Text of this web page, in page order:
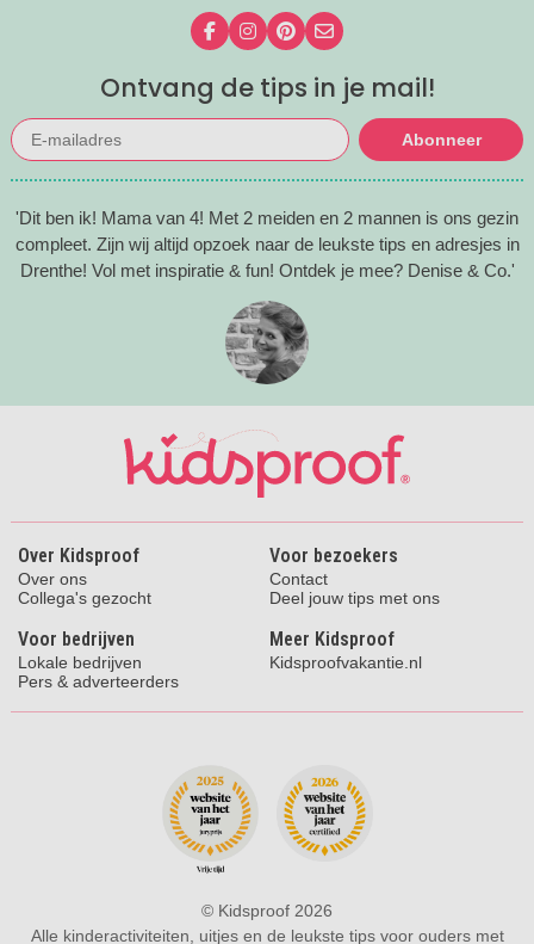
Volg ons op Facebook
Volg ons op Instagram
Volg ons op Pinterest
Mail ons
Ontvang de tips in je mail!
Abonneer
'Dit ben ik! Mama van 4! Met 2 meiden en 2 mannen is ons gezin
compleet. Zijn wij altijd opzoek naar de leukste tips en adresjes in
Drenthe! Vol met inspiratie & fun! Ontdek je mee? Denise & Co.'
Over Kidsproof
Over ons
Collega's gezocht
Voor bezoekers
Contact
Deel jouw tips met ons
Voor bedrijven
Lokale bedrijven
Pers & adverteerders
Meer Kidsproof
Kidsproofvakantie.nl
© Kidsproof 2026
Alle kinderactiviteiten, uitjes en de leukste tips voor ouders met